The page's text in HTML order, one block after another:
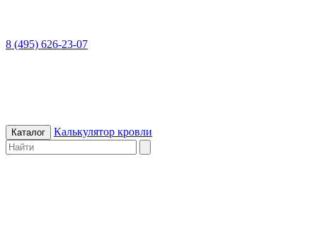
8 (495) 626-23-07
Каталог Калькулятор кровли